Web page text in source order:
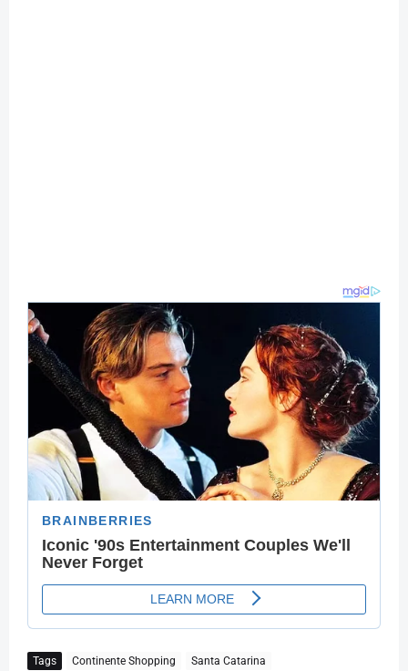
Tags Continente Shopping Santa Catarina